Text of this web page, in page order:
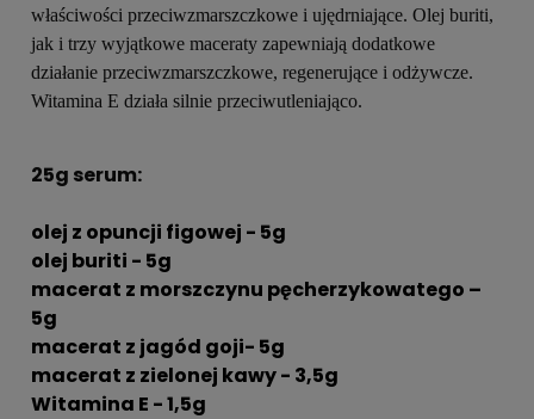
właściwości przeciwzmarszczkowe i ujędrniające. Olej buriti,
jak i trzy wyjątkowe maceraty zapewniają dodatkowe
działanie przeciwzmarszczkowe, regenerujące i odżywcze.
Witamina E działa silnie przeciwutleniająco.
25g serum:
olej z opuncji figowej - 5g
olej buriti - 5g
macerat z morszczynu pęcherzykowatego –
5g
macerat z jagód goji- 5g
macerat z zielonej kawy - 3,5g
Witamina E - 1,5g